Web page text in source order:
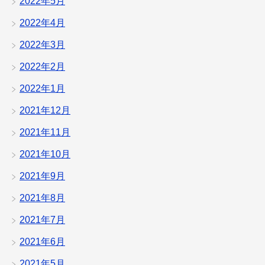
2022年4月
2022年3月
2022年2月
2022年1月
2021年12月
2021年11月
2021年10月
2021年9月
2021年8月
2021年7月
2021年6月